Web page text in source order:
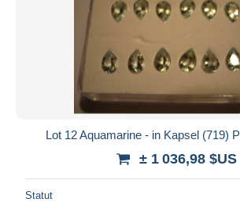
Lot 12 Aquamarine - in Kapsel (719)
± 1 036,98 $US
Statut